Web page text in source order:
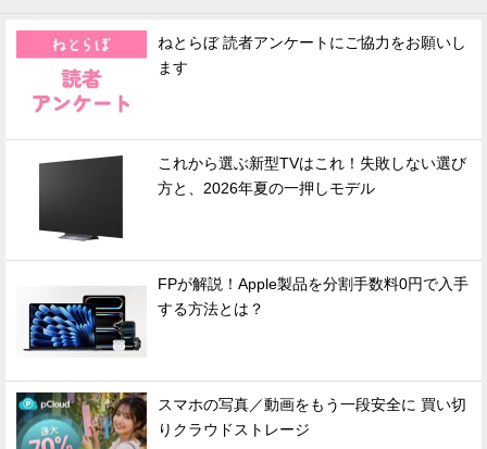
ねとらぼ 読者アンケートにご協力をお願いし
ます
これから選ぶ新型TVはこれ！失敗しない選び
方と、2026年夏の一押しモデル
FPが解説！Apple製品を分割手数料0円で入手
する方法とは？
スマホの写真／動画をもう一段安全に 買い切
りクラウドストレージ